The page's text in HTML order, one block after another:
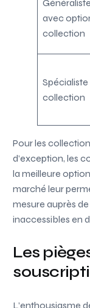
Généraliste
avec
collection
Spécialiste
collection
Pour les
d’exception, les
la meilleure
marché leur
mesure auprès
inaccessibles en
Les
L’enthousiasme